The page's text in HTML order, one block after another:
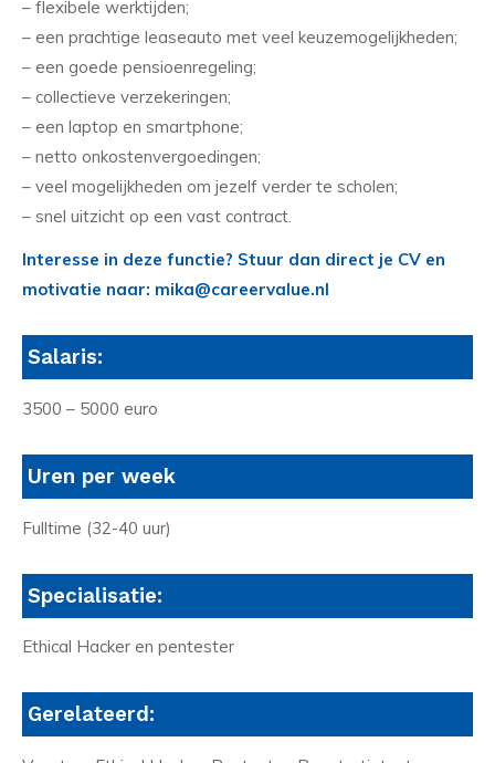
– flexibele werktijden;
– een prachtige leaseauto met veel keuzemogelijkheden;
– een goede pensioenregeling;
– collectieve verzekeringen;
– een laptop en smartphone;
– netto onkostenvergoedingen;
– veel mogelijkheden om jezelf verder te scholen;
– snel uitzicht op een vast contract.
Interesse in deze functie? Stuur dan direct je CV en
motivatie naar: mika@careervalue.nl
Salaris:
3500 – 5000 euro
Uren per week
Fulltime (32-40 uur)
Specialisatie:
Ethical Hacker en pentester
Gerelateerd: